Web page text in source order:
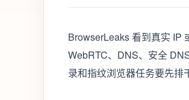
BrowserLeaks 看到真实 IP
WebRTC、DNS、安全
录和指纹浏览器任务要先排